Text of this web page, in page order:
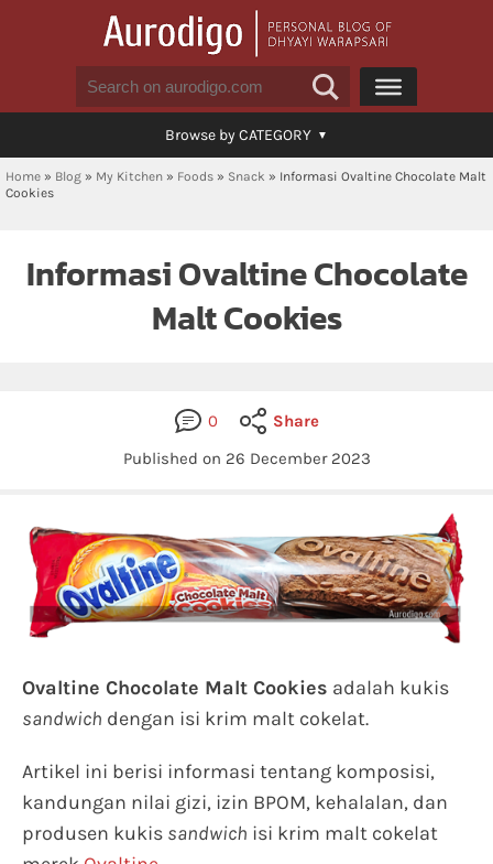
Browse by CATEGORY
Home » Blog » My Kitchen » Foods » Snack » Informasi Ovaltine Chocolate Malt
Cookies
Informasi Ovaltine Chocolate
Malt Cookies
0
Share
Published on 26 December 2023
Ovaltine Chocolate Malt Cookies adalah kukis
sandwich dengan isi krim malt cokelat.
Artikel ini berisi informasi tentang komposisi,
kandungan nilai gizi, izin BPOM, kehalalan, dan
produsen kukis sandwich isi krim malt cokelat